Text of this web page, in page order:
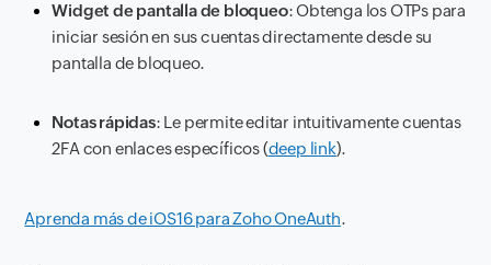
Widget de pantalla de bloqueo: Obtenga los OTPs para
iniciar sesión en sus cuentas directamente desde su
pantalla de bloqueo.
Notas rápidas: Le permite editar intuitivamente cuentas
2FA con enlaces específicos (deep link).
Aprenda más de iOS16 para Zoho OneAuth.